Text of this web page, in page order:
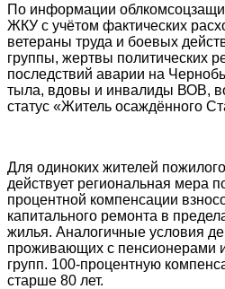
По информации
ЖКУ с учётом фактических
ветераны труда и боевых
группы, жертвы политических
последствий аварии на
тыла, вдовы и инвалиды ВОВ,
статус «Житель осаждённого
Для одиноких жителей
действует региональная мера
процентной компенсации
капитального ремонта в
жилья. Аналогичные условия
проживающих с пенсионерами
групп. 100-процентную
старше 80 лет.